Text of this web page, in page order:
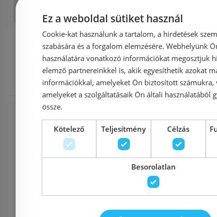
Fürdőszoba és szaniter ,
Falba építhető szerelőkeretek
Egyéb szerelő keretek és kiegészítők
Laufen termékek , laufen , ineolink ,
Ez a weboldal sütiket használ
Cookie-kat használunk a tartalom, a hirdetések
szabására és a forgalom elemzésére. Webhelyünk
használatára vonatkozó információkat megosztjuk
elemző partnereinkkel is, akik egyesíthetik azokat
információkkal, amelyeket Ön biztosított számukra,
amelyeket a szolgáltatásaik Ön általi használatából
össze.
Kötelező Teljesítmény Célzás
Besorolatlan